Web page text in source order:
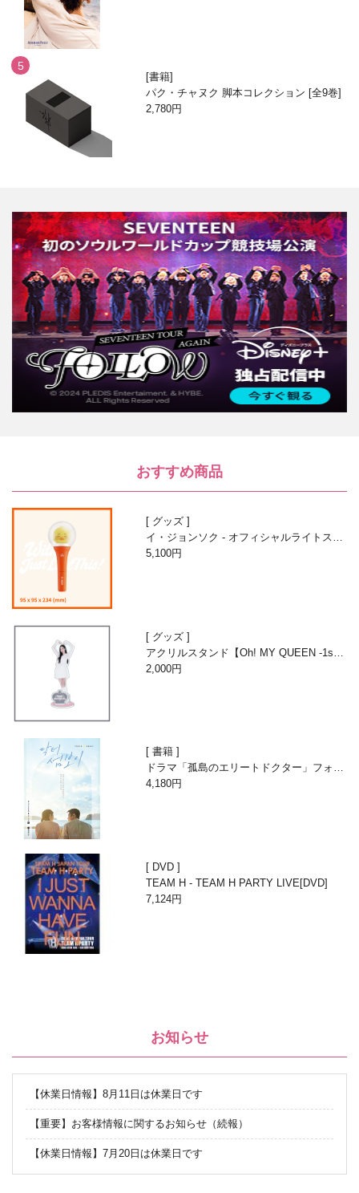
書籍
パク・チャヌク 脚本コレクション [全9巻]
2,780円
おすすめ商品
グッズ
イ・ジョンソク - オフィシャルライトステ
ィック
5,100円
グッズ
アクリルスタンド【Oh! MY QUEEN -1st A
nniversary with Beans-】
2,000円
書籍
ドラマ「孤島のエリートドクター」フォト
エッセイ
4,180円
DVD
TEAM H - TEAM H PARTY LIVE[DVD]
7,124円
お知らせ
【休業日情報】8月11日は休業日です
【重要】お客様情報に関するお知らせ（続報）
【休業日情報】7月20日は休業日です